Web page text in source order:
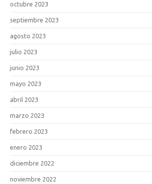
octubre 2023
septiembre 2023
agosto 2023
julio 2023
junio 2023
mayo 2023
abril 2023
marzo 2023
febrero 2023
enero 2023
diciembre 2022
noviembre 2022